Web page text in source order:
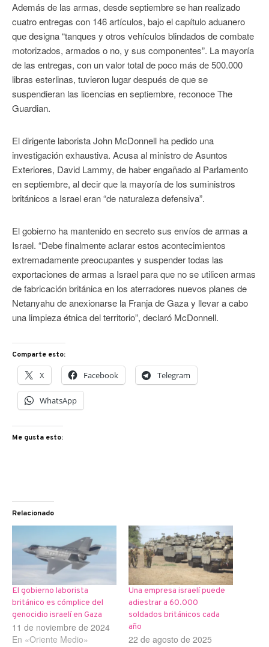
Además de las armas, desde septiembre se han realizado
cuatro entregas con 146 artículos, bajo el capítulo aduanero
que designa “tanques y otros vehículos blindados de combate
motorizados, armados o no, y sus componentes”. La mayoría
de las entregas, con un valor total de poco más de 500.000
libras esterlinas, tuvieron lugar después de que se
suspendieran las licencias en septiembre, reconoce The
Guardian.
El dirigente laborista John McDonnell ha pedido una
investigación exhaustiva. Acusa al ministro de Asuntos
Exteriores, David Lammy, de haber engañado al Parlamento
en septiembre, al decir que la mayoría de los suministros
británicos a Israel eran “de naturaleza defensiva”.
El gobierno ha mantenido en secreto sus envíos de armas a
Israel. “Debe finalmente aclarar estos acontecimientos
extremadamente preocupantes y suspender todas las
exportaciones de armas a Israel para que no se utilicen armas
de fabricación británica en los aterradores nuevos planes de
Netanyahu de anexionarse la Franja de Gaza y llevar a cabo
una limpieza étnica del territorio”, declaró McDonnell.
Comparte esto:
X Facebook Telegram
WhatsApp
Me gusta esto:
Relacionado
El gobierno laborista
británico es cómplice del
genocidio israelí en Gaza
11 de noviembre de 2024
En «Oriente Medio»
Una empresa israelí puede
adiestrar a 60.000
soldados británicos cada
año
22 de agosto de 2025